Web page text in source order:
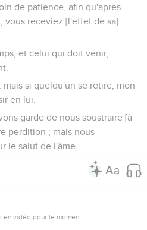
de patience, afin qu'après
vous receviez [l'effet de sa]
et celui qui doit venir,
si quelqu'un se retire, mon
en lui.
garde de nous soustraire [à
perdition ; mais nous
le salut de l'âme.
vidéo pour le moment.